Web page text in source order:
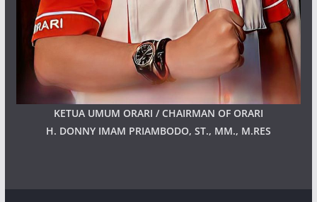
KETUA UMUM ORARI / CHAIRMAN OF ORARI
H. DONNY IMAM PRIAMBODO, ST., MM., M.RES